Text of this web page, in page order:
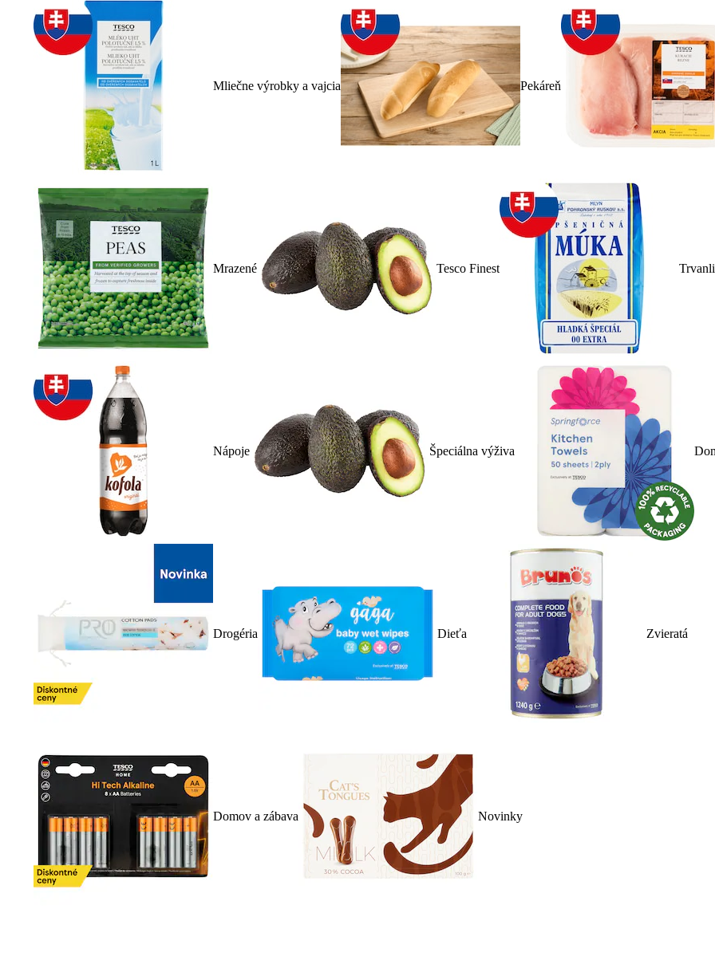
Mliečne výrobky a vajcia Pekáreň
Mrazené Tesco Finest
Nápoje Špeciálna výživa
Drogéria Dieťa Zvieratá
Domov a zábava Novinky